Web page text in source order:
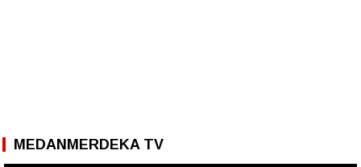
MEDANMERDEKA TV